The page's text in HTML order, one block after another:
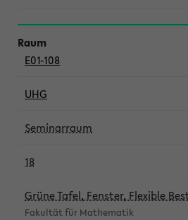
E01-108
UHG
Seminarraum
18
Grüne Tafel, Fenster, Flexible
Fakultät für Mathematik